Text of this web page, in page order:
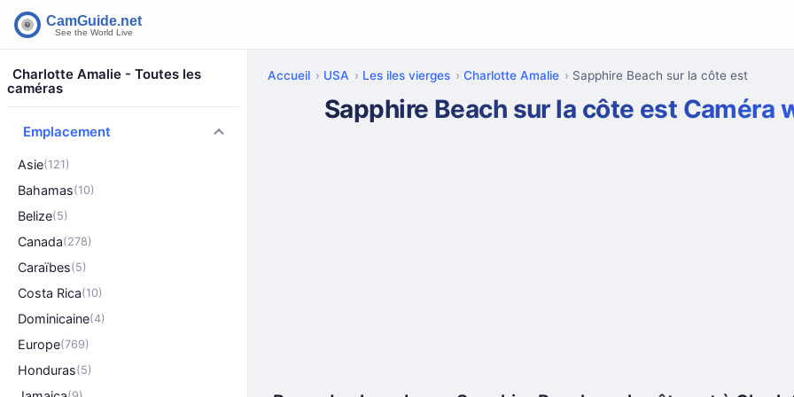
Charlotte Amalie - Toutes les
caméras
Emplacement
Asie(121)
Bahamas(10)
Belize(5)
Canada(278)
Caraïbes(5)
Costa Rica(10)
Dominicaine(4)
Europe(769)
Honduras(5)
Accueil USA Les iles vierges Charlotte Amalie Sapphire Beach sur la côte est
Sapphire Beach sur la côte est Caméra